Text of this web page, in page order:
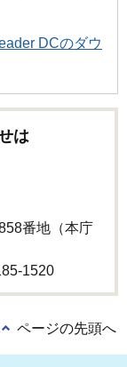
DCのダウ
は
番地（本庁
1520
ページの先頭へ